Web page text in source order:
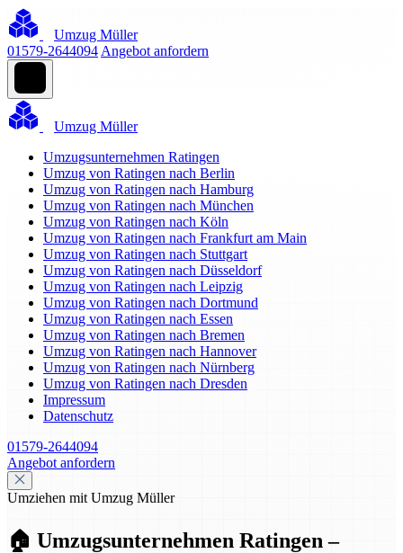
Umzug Müller
01579-2644094 Angebot anfordern
Umzug Müller
Umzugsunternehmen Ratingen
Umzug von Ratingen nach Berlin
Umzug von Ratingen nach Hamburg
Umzug von Ratingen nach München
Umzug von Ratingen nach Köln
Umzug von Ratingen nach Frankfurt am Main
Umzug von Ratingen nach Stuttgart
Umzug von Ratingen nach Düsseldorf
Umzug von Ratingen nach Leipzig
Umzug von Ratingen nach Dortmund
Umzug von Ratingen nach Essen
Umzug von Ratingen nach Bremen
Umzug von Ratingen nach Hannover
Umzug von Ratingen nach Nürnberg
Umzug von Ratingen nach Dresden
Impressum
Datenschutz
01579-2644094
Angebot anfordern
Umziehen mit Umzug Müller
🏠 Umzugsunternehmen Ratingen –